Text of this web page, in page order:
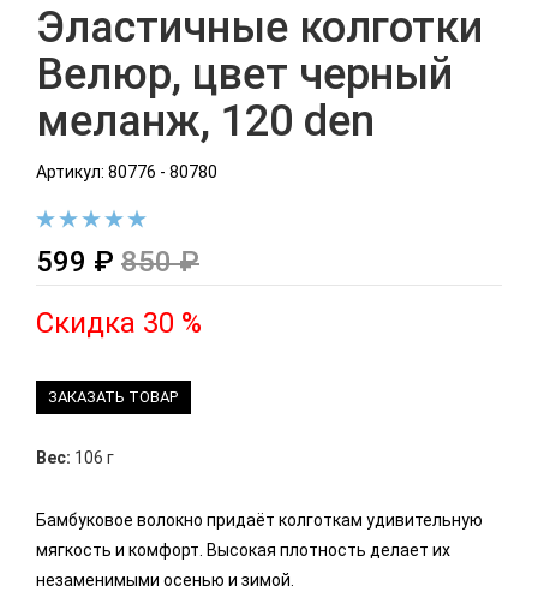
Эластичные колготки
Велюр, цвет черный
меланж, 120 den
Артикул: 80776 - 80780
599 ₽ 850 ₽
Скидка 30 %
ЗАКАЗАТЬ ТОВАР
Вес: 106 г
Бамбуковое волокно придаёт колготкам удивительную
мягкость и комфорт. Высокая плотность делает их
незаменимыми осенью и зимой.